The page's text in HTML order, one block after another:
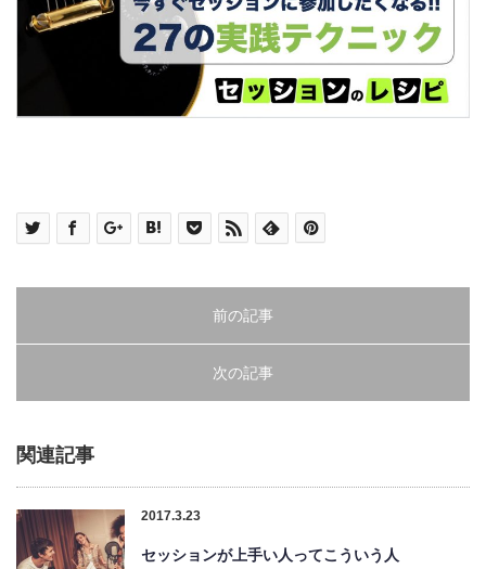
前の記事
次の記事
関連記事
2017.3.23
セッションが上手い人ってこういう人